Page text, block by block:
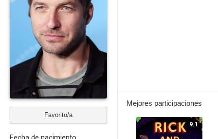
Favorito/a
Mejores participaciones
9.1